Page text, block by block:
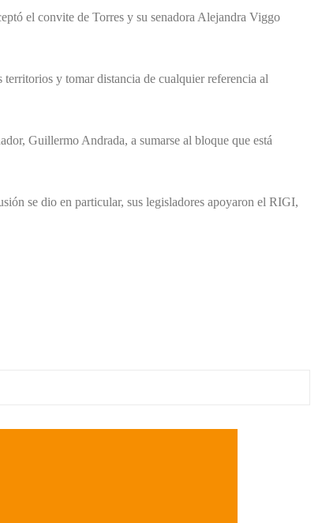
el convite de Torres y su senadora Alejandra Viggo
y tomar distancia de cualquier referencia al
Guillermo Andrada, a sumarse al bloque que está
se dio en particular, sus legisladores apoyaron el RIGI,